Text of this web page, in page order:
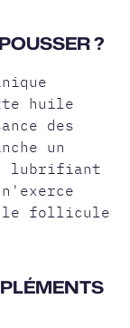
?
huile
des
un
lubrifiant
le follicule